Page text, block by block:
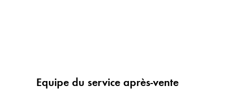
Equipe du service après-vente